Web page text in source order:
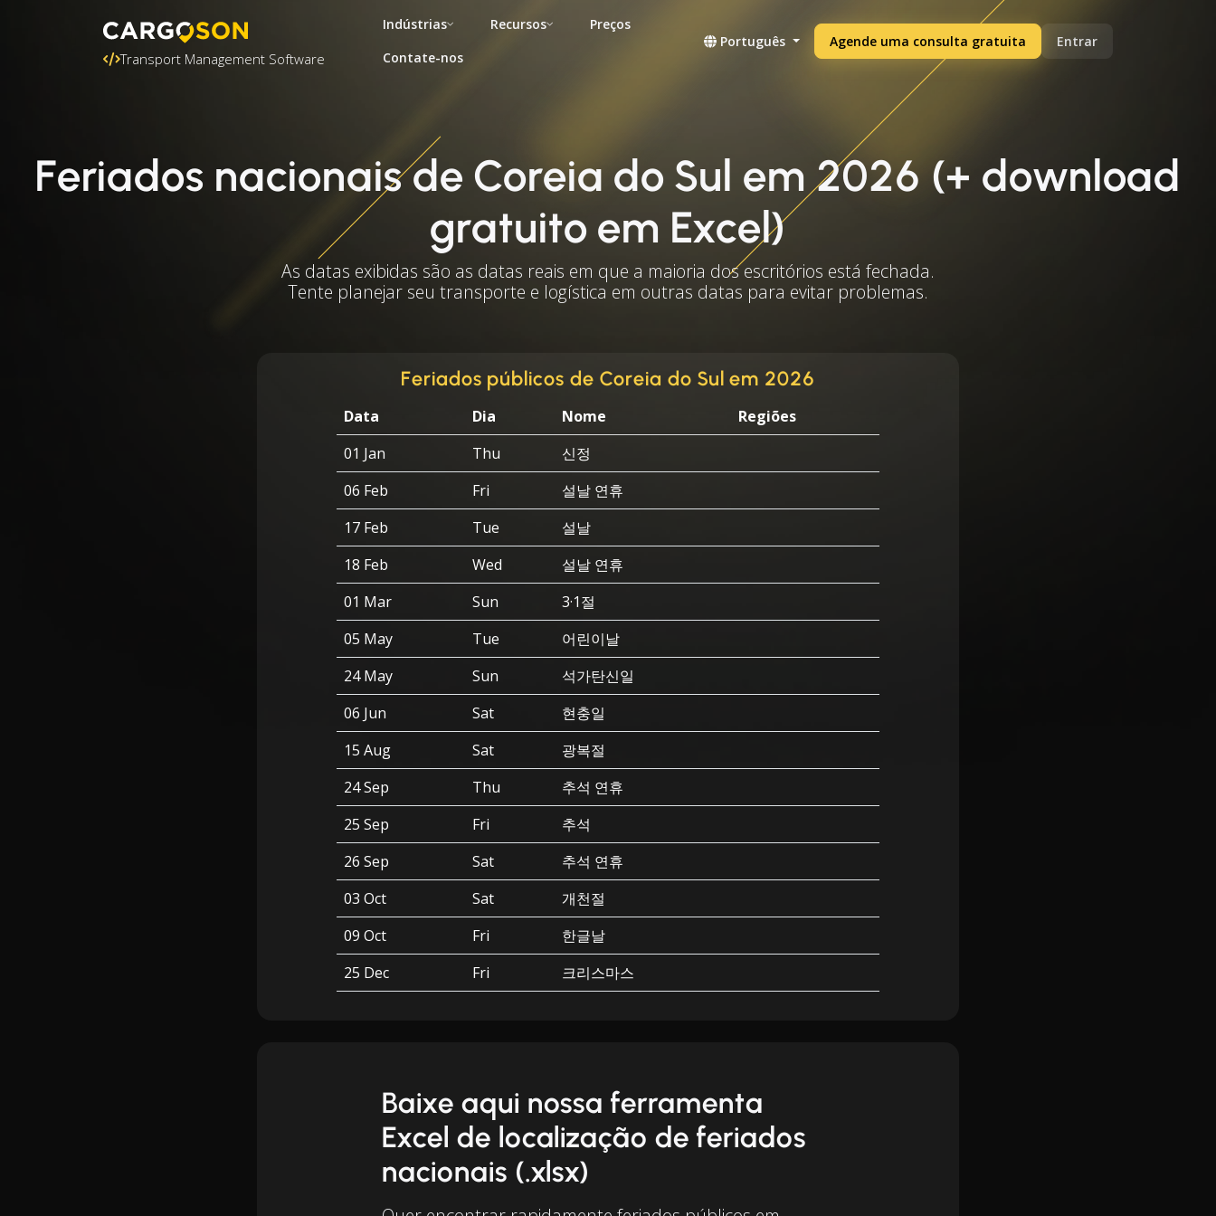
Transport Management Software
Indústrias Recursos
Preços
Contate-nos
Português Agende uma consulta gratuita Entrar
Feriados nacionais de Coreia do Sul em 2026 (+ download
gratuito em Excel)
As datas exibidas são as datas reais em que a maioria dos escritórios está fechada.
Tente planejar seu transporte e logística em outras datas para evitar problemas.
Feriados públicos de Coreia do Sul em 2026
Data Dia Nome
Regiões
01 Jan
Thu
신정
06 Feb
Fri
설날 연휴
17 Feb
Tue
설날
18 Feb
Wed
설날 연휴
01 Mar
Sun
3·1절
05 May
Tue
어린이날
24 May
Sun
석가탄신일
06 Jun
Sat
현충일
15 Aug
Sat
광복절
24 Sep
Thu
추석 연휴
25 Sep
Fri
추석
26 Sep
Sat
추석 연휴
03 Oct
Sat
개천절
09 Oct
Fri
한글날
25 Dec
Fri 크리스마스
Baixe aqui nossa ferramenta
Excel de localização de feriados
nacionais (.xlsx)